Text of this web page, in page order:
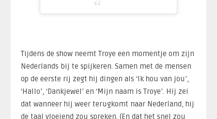
Tijdens de show neemt Troye een momentje om zijn
Nederlands bij te spijkeren. Samen met de mensen
op de eerste rij zegt hij dingen als ‘Ik hou van jou’,
‘Hallo’, ‘Dankjewel’ en ‘Mijn naam is Troye’. Hij zei
dat wanneer hij weer terugkomt naar Nederland, hij
de taal vloeiend zou spreken. (En dat het snel zou